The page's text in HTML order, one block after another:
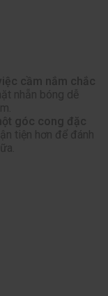
cầm nắm chắc
nhẵn bóng dễ
góc cong đặc
tiện hơn để đánh